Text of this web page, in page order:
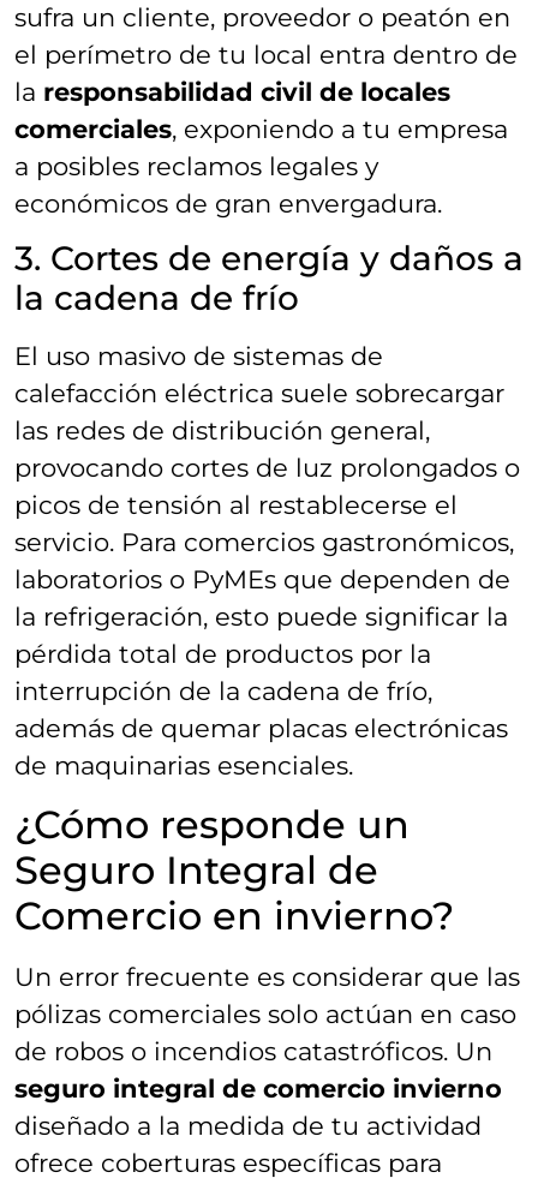
sufra un cliente, proveedor o peatón en
el perímetro de tu local entra dentro de
la responsabilidad civil de locales
comerciales, exponiendo a tu empresa
a posibles reclamos legales y
económicos de gran envergadura.
3. Cortes de energía y daños a
la cadena de frío
El uso masivo de sistemas de
calefacción eléctrica suele sobrecargar
las redes de distribución general,
provocando cortes de luz prolongados o
picos de tensión al restablecerse el
servicio. Para comercios gastronómicos,
laboratorios o PyMEs que dependen de
la refrigeración, esto puede significar la
pérdida total de productos por la
interrupción de la cadena de frío,
además de quemar placas electrónicas
de maquinarias esenciales.
¿Cómo responde un
Seguro Integral de
Comercio en invierno?
Un error frecuente es considerar que las
pólizas comerciales solo actúan en caso
de robos o incendios catastróficos. Un
seguro integral de comercio invierno
diseñado a la medida de tu actividad
ofrece coberturas específicas para